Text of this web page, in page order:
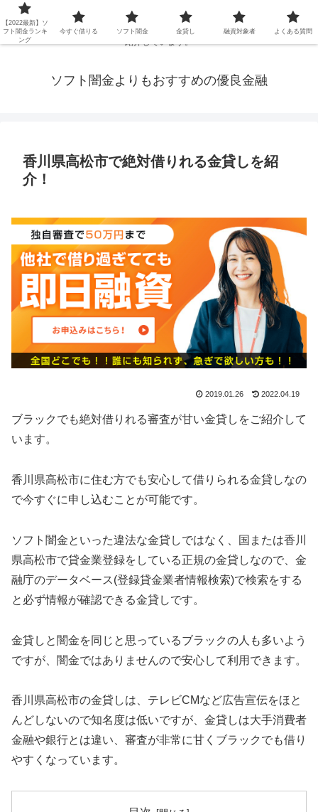
延滞ブラックや年金・生活保護・主婦・パート・派遣など消費者金融でお金を
借りられないブラックの方でも、即日融資で借りられる審査が甘い優良街金を
紹介しています。
ソフト闇金よりもおすすめの優良金融
香川県高松市で絶対借りれる金貸しを紹
介！
2019.01.26 2022.04.19
ブラックでも絶対借りれる審査が甘い金貸しをご紹介して
います。
香川県高松市に住む方でも安心して借りられる金貸しなの
で今すぐに申し込むことが可能です。
ソフト闇金といった違法な金貸しではなく、国または香川
県高松市で貸金業登録をしている正規の金貸しなので、金
融庁のデータベース(登録貸金業者情報検索)で検索をする
と必ず情報が確認できる金貸しです。
金貸しと闇金を同じと思っているブラックの人も多いよう
ですが、闇金ではありませんので安心して利用できます。
香川県高松市の金貸しは、テレビCMなど広告宣伝をほと
んどしないので知名度は低いですが、金貸しは大手消費者
金融や銀行とは違い、審査が非常に甘くブラックでも借り
やすくなっています。
【2022最新】ソ
フト闇金ランキ
ング
今すぐ借りる ソフト闇金 金貸し 融資対象者 よくある質問